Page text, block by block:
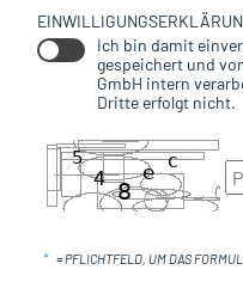
Ich bin damit
gespeichert und
GmbH intern
Dritte erfolgt nicht.
* = PFLICHTFELD, UM DAS